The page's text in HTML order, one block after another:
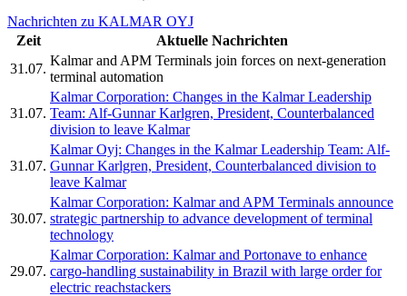
Nachrichten zu KALMAR OYJ
Zeit
Aktuelle Nachrichten
31.07.
Kalmar and APM Terminals join forces on next-generation
terminal automation
31.07.
Kalmar Corporation: Changes in the Kalmar Leadership
Team: Alf-Gunnar Karlgren, President, Counterbalanced
division to leave Kalmar
31.07.
Kalmar Oyj: Changes in the Kalmar Leadership Team: Alf-
Gunnar Karlgren, President, Counterbalanced division to
leave Kalmar
30.07.
Kalmar Corporation: Kalmar and APM Terminals announce
strategic partnership to advance development of terminal
technology
29.07.
Kalmar Corporation: Kalmar and Portonave to enhance
cargo-handling sustainability in Brazil with large order for
electric reachstackers